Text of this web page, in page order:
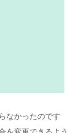
なかったのです